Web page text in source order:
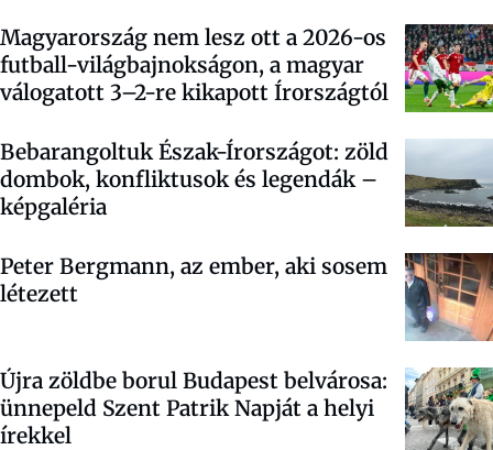
Magyarország nem lesz ott a 2026-os
futball-világbajnokságon, a magyar
válogatott 3–2-re kikapott Írországtól
Bebarangoltuk Észak-Írországot: zöld
dombok, konfliktusok és legendák –
képgaléria
Peter Bergmann, az ember, aki sosem
létezett
Újra zöldbe borul Budapest belvárosa:
ünnepeld Szent Patrik Napját a helyi
írekkel